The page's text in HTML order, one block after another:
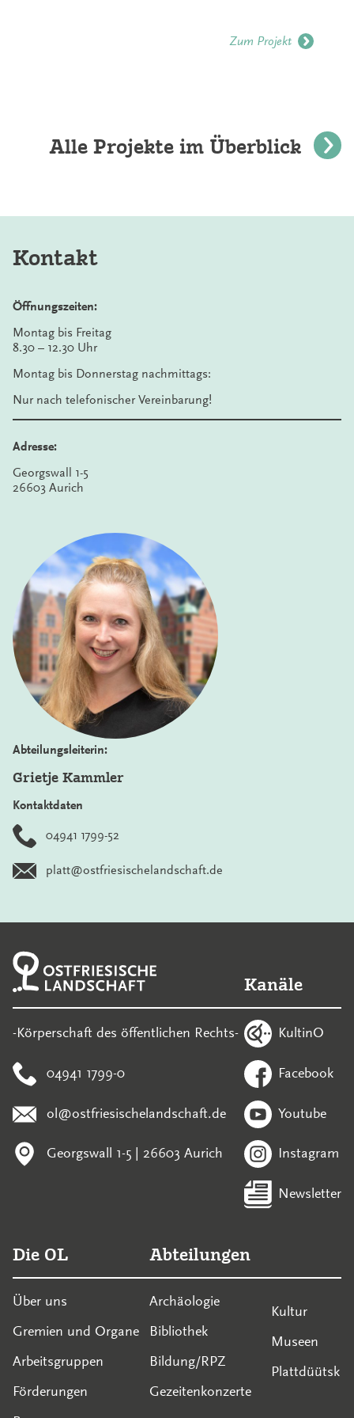
Zum Projekt
Alle Projekte im Überblick
Kontakt
Öffnungszeiten:
Montag bis Freitag
8.30 – 12.30 Uhr
Montag bis Donnerstag nachmittags:
Nur nach telefonischer Vereinbarung!
Adresse:
Georgswall 1-5
26603 Aurich
Abteilungsleiterin:
Grietje Kammler
Kontaktdaten
04941 1799-52
platt@ostfriesischelandschaft.de
-Körperschaft des öffentlichen Rechts-
04941 1799-0
ol@ostfriesischelandschaft.de
Georgswall 1-5 | 26603 Aurich
Kanäle
KultinO
Facebook
Youtube
Instagram
Newsletter
Die OL
Über uns
Gremien und Organe
Arbeitsgruppen
Förderungen
Abteilungen
Archäologie
Bibliothek
Bildung/RPZ
Gezeitenkonzerte
Kultur
Museen
Plattdüütsk